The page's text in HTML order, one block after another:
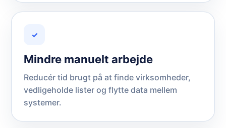
✓
Mindre manuelt arbejde
Reducér tid brugt på at finde virksomheder,
vedligeholde lister og flytte data mellem
systemer.